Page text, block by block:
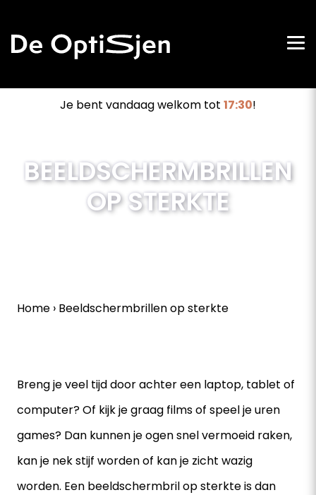
Je bent vandaag welkom tot 17:30!
BEELDSCHERMBRILLEN
OP STERKTE
Home › Beeldschermbrillen op sterkte
Breng je veel tijd door achter een laptop, tablet of
computer? Of kijk je graag films of speel je uren
games? Dan kunnen je ogen snel vermoeid raken,
kan je nek stijf worden of kan je zicht wazig
worden. Een beeldschermbril op sterkte is dan